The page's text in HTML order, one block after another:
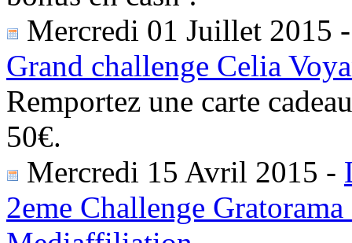
Mercredi 01 Juillet 2015
Grand challenge Celia
Remportez une carte
50€.
Mercredi 15 Avril 2015 -
2eme Challenge